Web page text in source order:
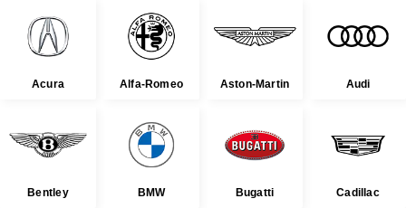
Acura Alfa-Romeo Aston-Martin Audi
Bentley BMW Bugatti Cadillac